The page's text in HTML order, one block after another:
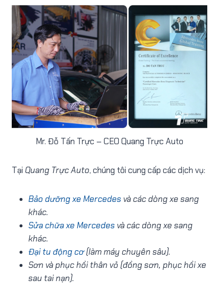
Mr. Đỗ Tấn Trực – CEO Quang Trực Auto
Tại Quang Trực Auto, chúng tôi cung cấp các dịch vụ:
Bảo dưỡng xe Mercedes và các dòng xe sang
khác.
Sửa chữa xe Mercedes và các dòng xe sang
khác.
Đại tu động cơ(làm máy chuyên sâu).
Sơn và phục hồi thân vỏ (đồng sơn, phục hồi xe
sau tai nạn).